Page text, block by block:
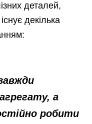
деталей,
декілька
а
робити